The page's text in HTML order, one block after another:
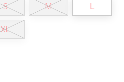
S M L
XL